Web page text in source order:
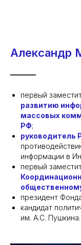
Александр
первый
развитию
массовых
РФ;
руководитель
информации в
первый
президент
кандидат
им. А.С. Пушкина.